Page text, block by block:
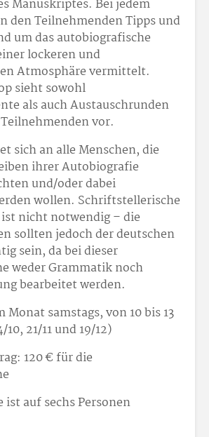
Manuskriptes. Bei jedem
den Teilnehmenden Tipps und
um das autobiografische
lockeren und
Atmosphäre vermittelt.
sieht sowohl
als auch Austauschrunden
vor.
sich an alle Menschen, die
ihrer Autobiografie
und/oder dabei
wollen. Schriftstellerische
nicht notwendig – die
sollten jedoch der deutschen
sein, da bei dieser
weder Grammatik noch
bearbeitet werden.
Monat samstags, von 10 bis 13
21/11 und 19/12)
120 € für die
ist auf sechs Personen